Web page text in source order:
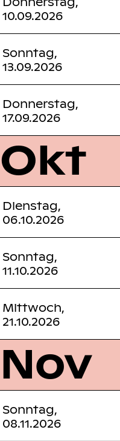
10.09.2026
Sonntag,
13.09.2026
Donnerstag,
17.09.2026
Okt
Dienstag,
06.10.2026
Sonntag,
11.10.2026
Mittwoch,
21.10.2026
Nov
Sonntag,
08.11.2026